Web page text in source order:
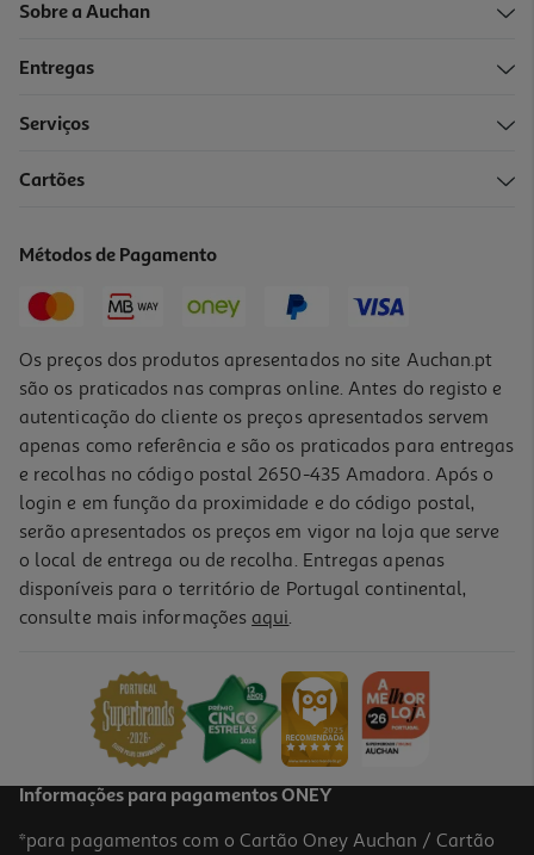
Taça Actuel Em Inox Ø28cm
Sobre a Auchan
Entregas
Serviços
Cartões
Métodos de Pagamento
Os preços dos produtos apresentados no site Auchan.pt
são os praticados nas compras online. Antes do registo e
autenticação do cliente os preços apresentados servem
apenas como referência e são os praticados para entregas
e recolhas no código postal 2650-435 Amadora. Após o
login e em função da proximidade e do código postal,
serão apresentados os preços em vigor na loja que serve
o local de entrega ou de recolha. Entregas apenas
disponíveis para o território de Portugal continental,
consulte mais informações aqui.
Informações para pagamentos ONEY
*para pagamentos com o Cartão Oney Auchan / Cartão